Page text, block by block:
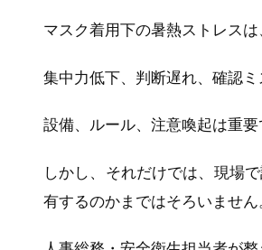
マスク着用下の暑熱ストレス
集中力低下、判断遅れ、確認
設備、ルール、注意喚起は重要
しかし、それだけでは、現場
有するのかまではそろいません